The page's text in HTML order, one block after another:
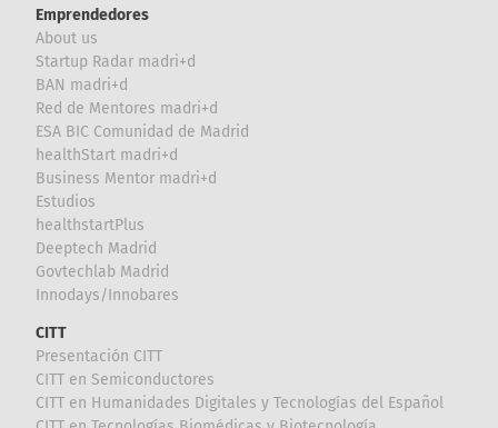
Emprendedores
About us
Startup Radar madri+d
BAN madri+d
Red de Mentores madri+d
ESA BIC Comunidad de Madrid
healthStart madri+d
Business Mentor madri+d
Estudios
healthstartPlus
Deeptech Madrid
Govtechlab Madrid
Innodays/Innobares
CITT
Presentación CITT
CITT en Semiconductores
CITT en Humanidades Digitales y Tecnologías del Español